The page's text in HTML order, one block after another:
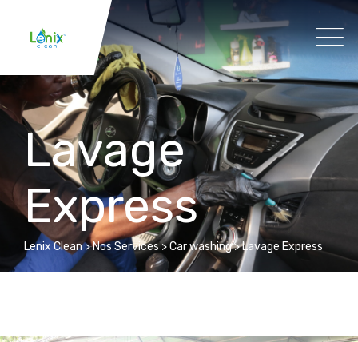
Lavage
Express
Lenix Clean>Nos Services>Car washing>Lavage Express